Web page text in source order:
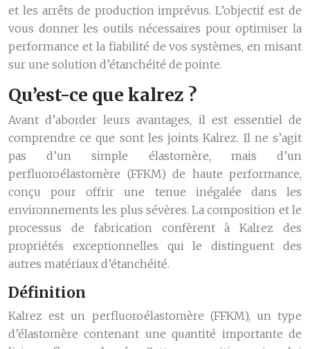
et les arrêts de production imprévus. L’objectif est de
vous donner les outils nécessaires pour optimiser la
performance et la fiabilité de vos systèmes, en misant
sur une solution d’étanchéité de pointe.
Qu’est-ce que kalrez ?
Avant d’aborder leurs avantages, il est essentiel de
comprendre ce que sont les joints Kalrez. Il ne s’agit
pas d’un simple élastomère, mais d’un
perfluoroélastomère (FFKM) de haute performance,
conçu pour offrir une tenue inégalée dans les
environnements les plus sévères. La composition et le
processus de fabrication confèrent à Kalrez des
propriétés exceptionnelles qui le distinguent des
autres matériaux d’étanchéité.
Définition
Kalrez est un perfluoroélastomère (FFKM), un type
d’élastomère contenant une quantité importante de